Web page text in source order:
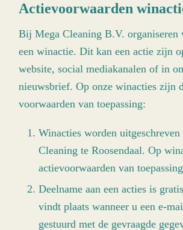
Actievoorwaarden
Bij Mega Cleaning B.V. organiseren
een winactie. Dit kan een actie zijn
website, social mediakanalen of in
nieuwsbrief. Op onze winacties zijn
voorwaarden van toepassing:
Winacties worden
Cleaning te Roosendaal. Op
actievoorwaarden van
Deelname aan een acties is
vindt plaats wanneer u een e-
gestuurd met de gevraagde